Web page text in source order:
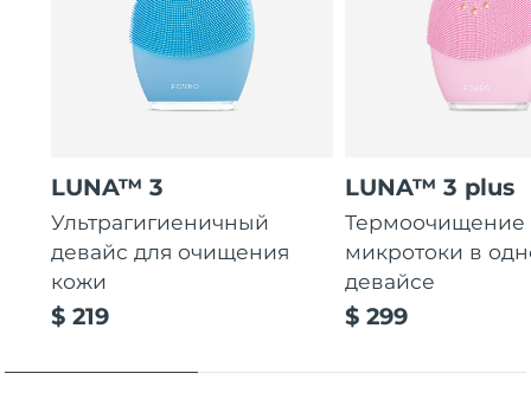
LUNA™ 3
Ультрагигиеничный
девайс для очищения
кожи
$ 219
LUNA™ 3 plus
Термоочищение
микротоки в
девайсе
$ 299